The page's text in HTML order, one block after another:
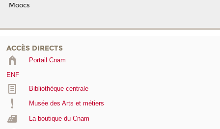
Moocs
ACCÈS DIRECTS
Portail Cnam
ENF
Bibliothèque centrale
Musée des Arts et métiers
La boutique du Cnam